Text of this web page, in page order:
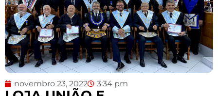
novembro 23, 2022 3:34 pm